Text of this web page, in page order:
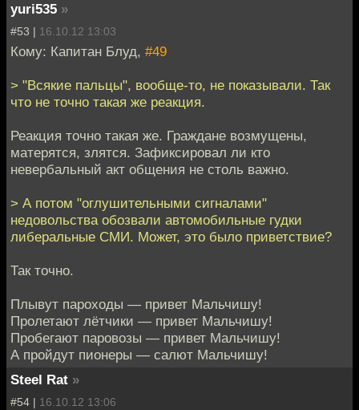
yuri535 »
#53 | 16.10.12 13:03
Кому: Капитан Блуд, #49
> "Всякие пальцы", вообще-то, не показывали. Так
что не точно такая же реакция.
Реакция точно такая же. Граждане возмущены,
матерятся, злятся. Зафиксировал ли кто
невербальный акт общения не столь важно.
> А потом "оглушительными сигналами"
недовольства обозвали автомобильные гудки
либеральные СМИ. Может, это было приветствие?
Так точно.
Плывут пароходы — привет Мальчишу!
Пролетают лётчики — привет Мальчишу!
Пробегают паровозы — привет Мальчишу!
А пройдут пионеры — салют Мальчишу!
Steel Rat »
#54 | 16.10.12 13:06